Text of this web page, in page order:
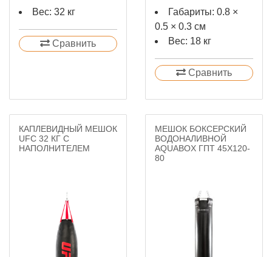
Вес: 32 кг
Сравнить
Габариты: 0.8 ×
0.5 × 0.3 см
Вес: 18 кг
Сравнить
КАПЛЕВИДНЫЙ МЕШОК
UFC 32 КГ С
НАПОЛНИТЕЛЕМ
МЕШОК БОКСЕРСКИЙ
ВОДОНАЛИВНОЙ
AQUABOX ГПТ 45X120-
80